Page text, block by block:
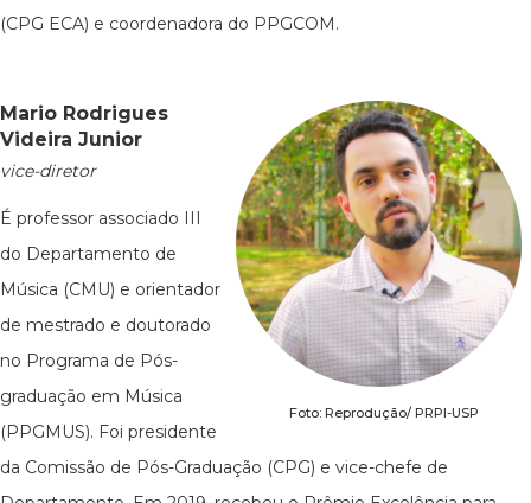
(CPG ECA) e coordenadora do PPGCOM.
Foto: Reprodução/ PRPI-USP
Mario Rodrigues
Videira Junior
vice-diretor
É professor associado III
do Departamento de
Música (CMU) e orientador
de mestrado e doutorado
no Programa de Pós-
graduação em Música
(PPGMUS). Foi presidente
da Comissão de Pós-Graduação (CPG) e vice-chefe de